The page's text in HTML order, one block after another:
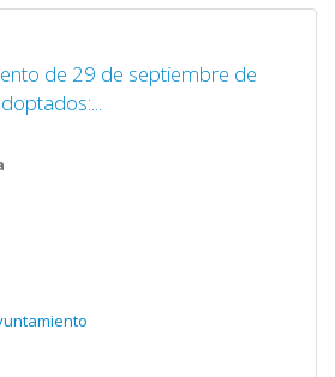
de 29 de septiembre de